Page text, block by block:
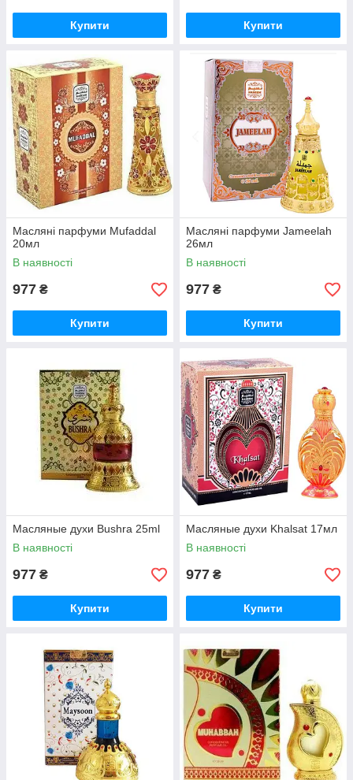
Купити Купити
Масляні парфуми Mufaddal
20мл
В наявності
977 ₴
Купити
Масляні парфуми Jameelah
26мл
В наявності
977 ₴
Купити
Масляные духи Bushra 25ml
В наявності
977 ₴
Купити
Масляные духи Khalsat 17мл
В наявності
977 ₴
Купити